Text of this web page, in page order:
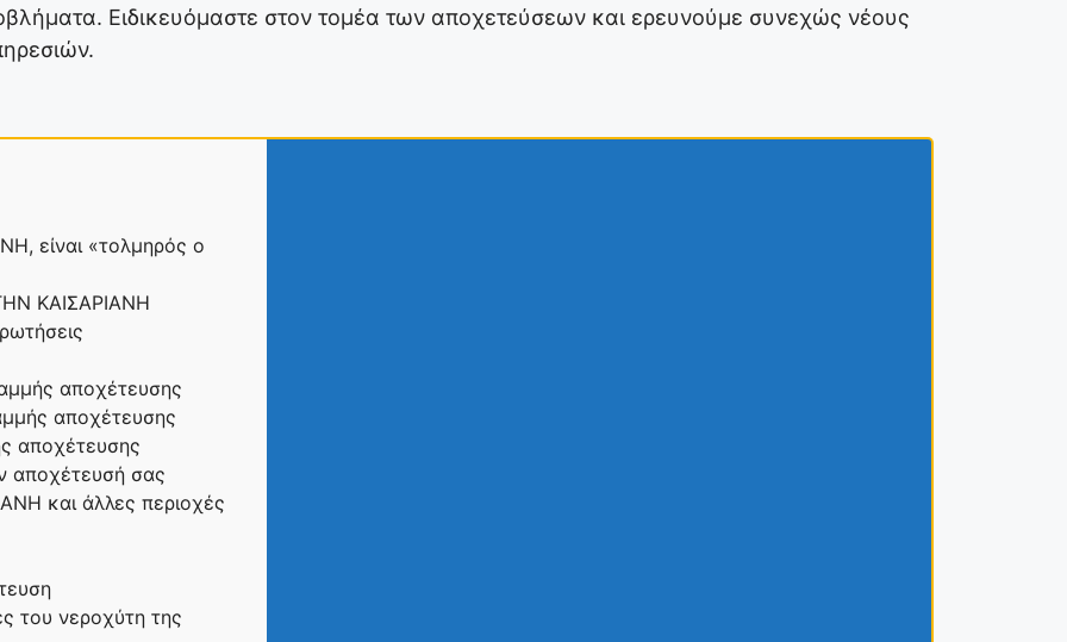
Ειδικευόμαστε στον τομέα των αποχετεύσεων και ερευνούμε συνεχώς νέους
είναι «τολμηρός ο
ΚΑΙΣΑΡΙΑΝΗ
αποχέτευσης
αποχέτευσης
αποχέτευσης
αποχέτευσή σας
και άλλες περιοχές
του νεροχύτη της